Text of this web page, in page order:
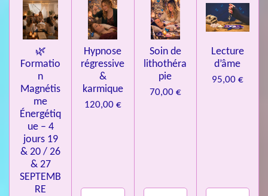
🌿
Formatio
n
Magnétis
me
Énergétiq
ue – 4
jours 19
& 20 / 26
& 27
SEPTEMB
RE
Hypnose
régressive
&
karmique
120,00 €
Soin de
lithothéra
pie
70,00 €
Lecture
d’âme
95,00 €